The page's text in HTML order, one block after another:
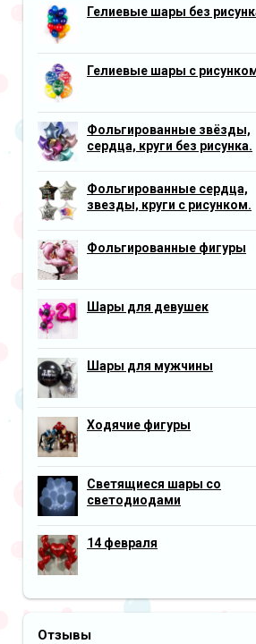
Гелиевые шары без
Гелиевые шары с
Фольгированные звёзды,
сердца, круги без рисунка.
Фольгированные сердца,
звезды, круги с рисунком.
Фольгированные фигуры
Шары для девушек
Шары для мужчины
Ходячие фигуры
Светящиеся шары со
светодиодами
14 февраля
Отзывы